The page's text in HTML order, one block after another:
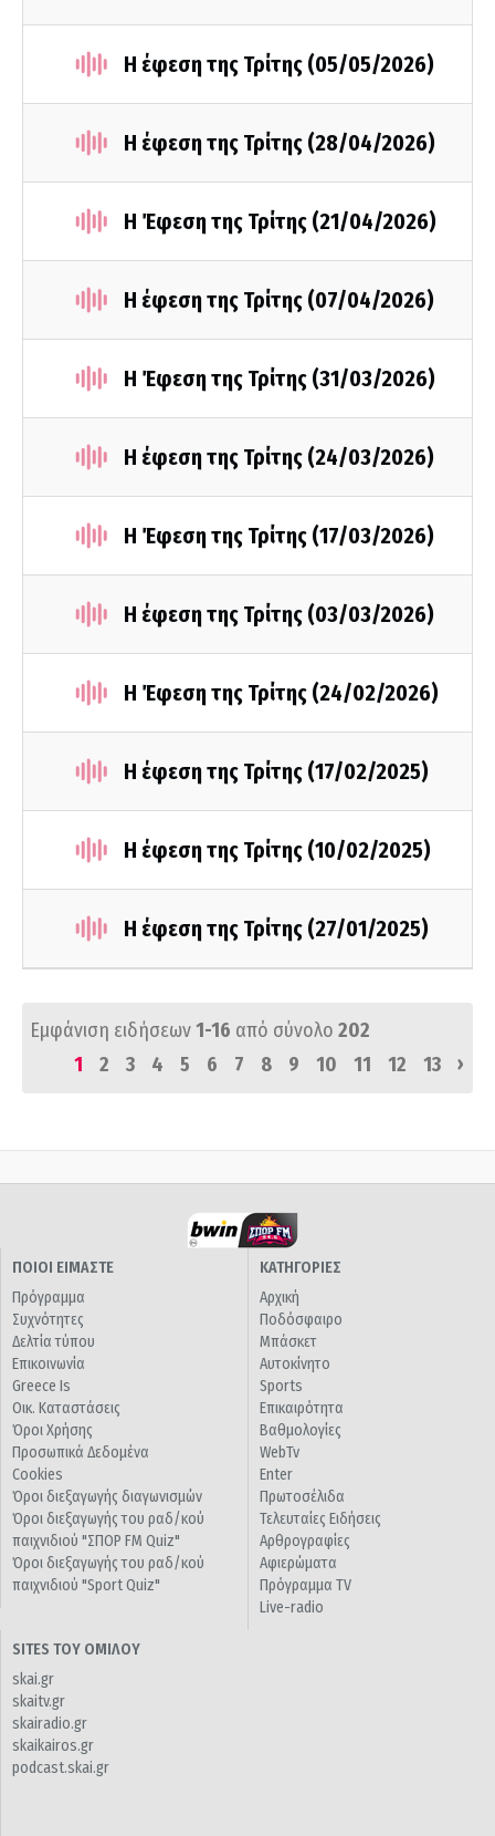
Η έφεση της Τρίτης (05/05/2026)
Η έφεση της Τρίτης (28/04/2026)
Η Έφεση της Τρίτης (21/04/2026)
Η έφεση της Τρίτης (07/04/2026)
Η Έφεση της Τρίτης (31/03/2026)
Η έφεση της Τρίτης (24/03/2026)
Η Έφεση της Τρίτης (17/03/2026)
Η έφεση της Τρίτης (03/03/2026)
Η Έφεση της Τρίτης (24/02/2026)
Η έφεση της Τρίτης (17/02/2025)
Η έφεση της Τρίτης (10/02/2025)
Η έφεση της Τρίτης (27/01/2025)
Εμφάνιση ειδήσεων1-16 από σύνολο 202
1
2 3 4 5 6 7 8 9 10 11 12 13 ›
ΠΟΙΟΙ ΕΙΜΑΣΤΕ
Πρόγραμμα
Συχνότητες
Δελτία τύπου
Επικοινωνία
Greece Is
Οικ. Καταστάσεις
Όροι Χρήσης
Προσωπικά Δεδομένα
Cookies
Όροι διεξαγωγής διαγωνισμών
Όροι διεξαγωγής του ραδ/κού
παιχνιδιού "ΣΠΟΡ FM Quiz"
Όροι διεξαγωγής του ραδ/κού
παιχνιδιού "Sport Quiz"
ΚΑΤΗΓΟΡΙΕΣ
Αρχική
Ποδόσφαιρο
Μπάσκετ
Αυτοκίνητο
Sports
Επικαιρότητα
Βαθμολογίες
WebTv
Enter
Πρωτοσέλιδα
Τελευταίες Ειδήσεις
Αρθρογραφίες
Αφιερώματα
Πρόγραμμα TV
Live-radio
SITES ΤΟΥ ΟΜΙΛΟΥ
skai.gr
skaitv.gr
skairadio.gr
skaikairos.gr
podcast.skai.gr